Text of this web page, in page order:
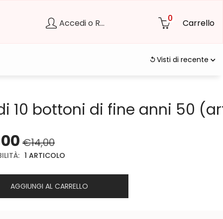
Accedi o Registrati 0 Carrello
Visti di recente
10 bottoni di fine anni 50
€14,00
1 ARTICOLO
AGGIUNGI AL CARRELLO